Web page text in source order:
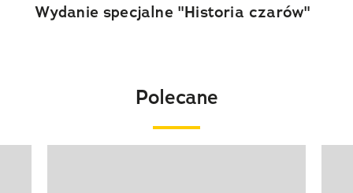
Wydanie specjalne "Historia czarów"
Polecane